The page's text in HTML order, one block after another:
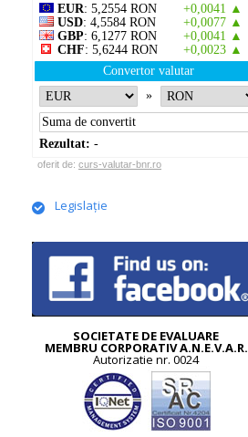
EUR: 5,2554 RON
+0,0041 ▲
USD: 4,5584 RON
+0,0077 ▲
GBP: 6,1277 RON
+0,0041 ▲
CHF: 5,6244 RON
+0,0023 ▲
Convertor valutar
»
Rezultat: -
oferit de: curs-valutar-bnr.ro
Legislație
SOCIETATE DE EVALUARE
MEMBRU CORPORATIV A.N.E.V.A.R.
Autorizatie nr. 0024